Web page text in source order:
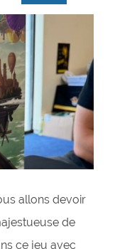
allons devoir
de
ce jeu avec